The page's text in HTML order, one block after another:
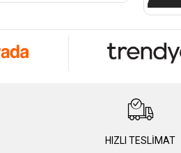
HIZLI TESLİMAT